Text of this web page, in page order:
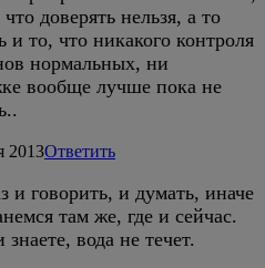
доверять нельзя, а то
то, что никакого контроля
нормальных, ни
вообще лучше пока не
2013Ответить
говорить, и думать, иначе
там же, где и сейчас.
вода не течет.